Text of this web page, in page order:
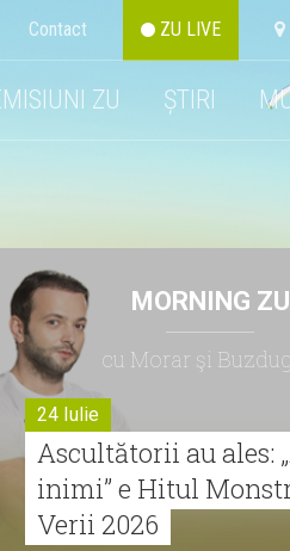
Contact ZU LIVE
ZU ȘTIRI
MORNING ZU
cu Morar şi
24 Iulie
Ascultătorii au ales:
inimi” e Hitul
Verii 2026